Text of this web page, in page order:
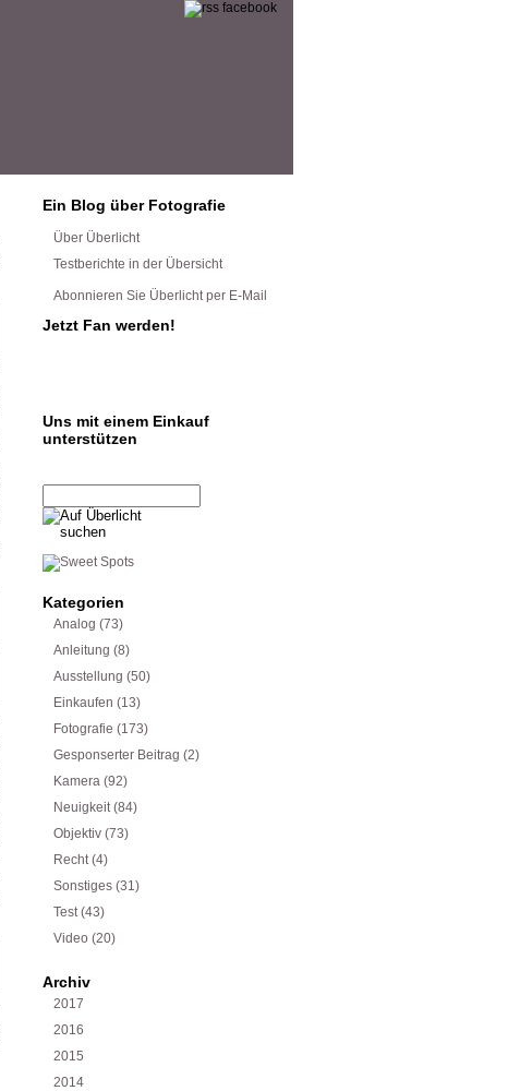
Ein Blog über Fotografie
Über Überlicht
Testberichte in der Übersicht
Abonnieren Sie Überlicht per E-Mail
Jetzt Fan werden!
Uns mit einem Einkauf
unterstützen
Kategorien
Analog (73)
Anleitung (8)
Ausstellung (50)
Einkaufen (13)
Fotografie (173)
Gesponserter Beitrag (2)
Kamera (92)
Neuigkeit(84)
Objektiv (73)
Recht(4)
Sonstiges (31)
Test(43)
Video (20)
Archiv
2017
2016
2015
2014